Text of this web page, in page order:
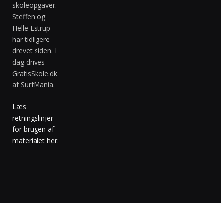
skoleopgaver.
Steffen og
Helle Estrup
har tidligere
drevet siden. I
dag drives
GratisSkole.dk
af SurfMania.
Læs
retningslinjer
for brugen af
materialet her.